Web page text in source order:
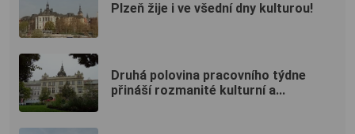
Plzeň žije i ve všední dny kulturou!
Druhá polovina pracovního týdne
přináší rozmanité kulturní a...